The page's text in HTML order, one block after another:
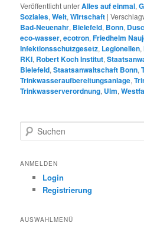
Veröffentlicht unterAlles auf einmal,
Soziales,Welt,Wirtschaft |
Bad-Neuenahr, Bielefeld, Bonn,
eco-wasser,ecotron,Friedhelm
Infektionsschutzgesetz, Legionellen,
RKI, Robert Koch Institut,
Bielefeld,Staatsanwaltschaft Bonn,
Trinkwasseraufbereitungsanlage,
Trinkwasserverordnung, Ulm,
u
h
ANMELDEN
Login
Registrierung
AUSWAHLMENÜ